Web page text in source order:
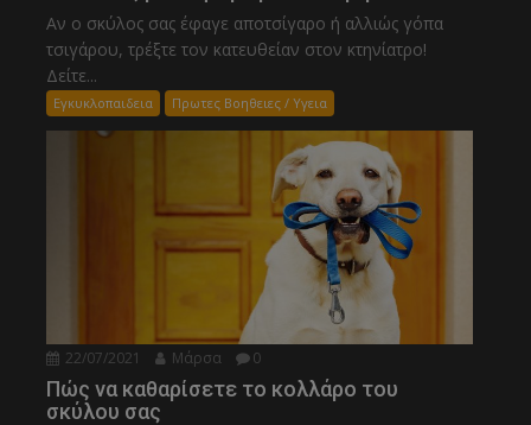
Αν ο σκύλος σας έφαγε αποτσίγαρο ή αλλιώς γόπα
τσιγάρου, τρέξτε τον κατευθείαν στον κτηνίατρο!
Δείτε...
Εγκυκλοπαιδεια Πρωτες Βοηθειες / Υγεια
22/07/2021 Μάρσα 0
Πώς να καθαρίσετε το κολλάρο του
σκύλου σας